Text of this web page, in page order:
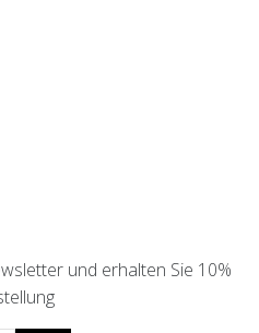
und erhalten Sie 10%